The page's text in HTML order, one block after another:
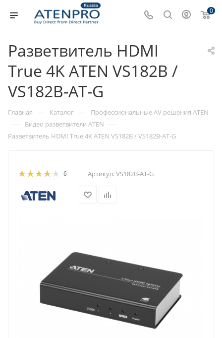
0
Разветвитель HDMI
True 4K ATEN VS182B /
VS182B-AT-G
Главная — Каталог — Профессиональные AV решения ATEN
— Видео разветвители ATEN —
Разветвитель HDMI True 4K ATEN VS182B / VS182B-AT-G
6 Артикул:VS182B-AT-G